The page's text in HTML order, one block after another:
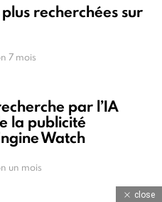
recherchées sur
7 mois
par l’IA
la publicité
Watch
un mois
close